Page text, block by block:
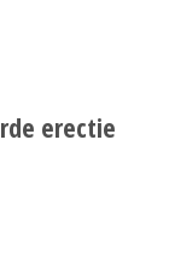
erectie